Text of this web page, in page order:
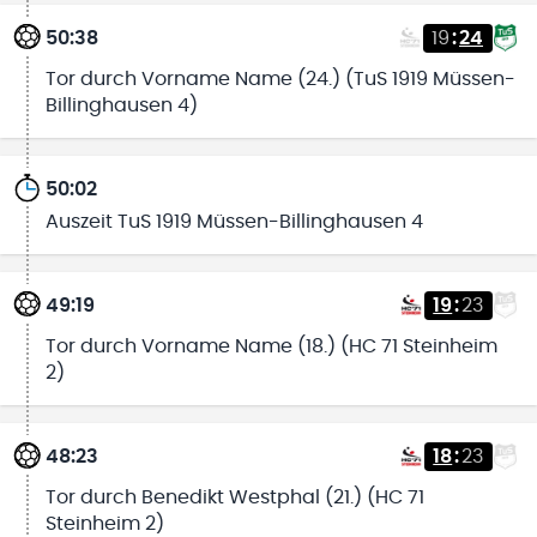
50:38 19:24
Tor durch Vorname Name (24.) (TuS 1919 Müssen-
Billinghausen 4)
50:02
Auszeit TuS 1919 Müssen-Billinghausen 4
49:19 19:23
Tor durch Vorname Name (18.) (HC 71 Steinheim
2)
48:23 18:23
Tor durch Benedikt Westphal (21.) (HC 71
Steinheim 2)